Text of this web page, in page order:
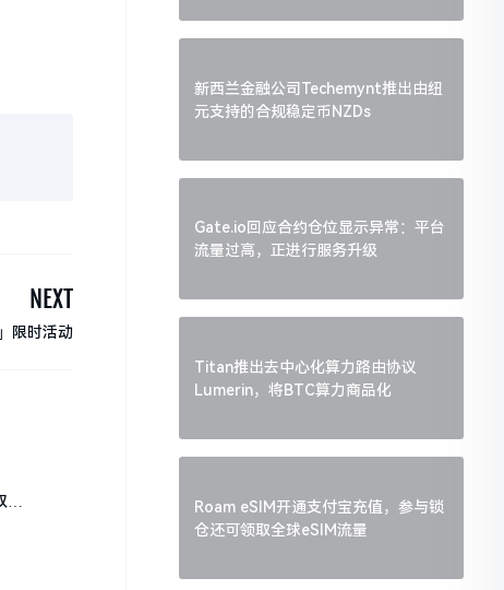
NEXT
限时活动
新西兰金融公司Techemynt推出由纽
元支持的合规稳定币NZDs
Gate.io回应合约仓位显示异常：平台
流量过高，正进行服务升级
Titan推出去中心化算力路由协议
Lumerin，将BTC算力商品化
Roam eSIM开通支付宝充值，参与锁
仓还可领取全球eSIM流量